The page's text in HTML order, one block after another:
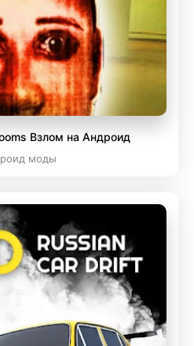
Взлом на Андроид
моды